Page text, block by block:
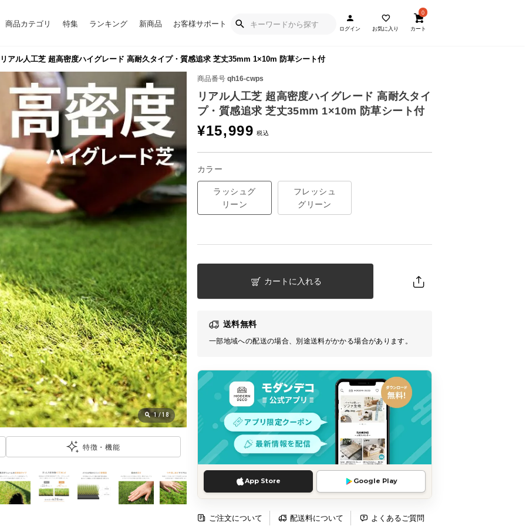
商品カテゴリ 特集 ランキング 新商品 お客様サポート
ログイン お気に入り
0
カート
アル人工芝 超高密度ハイグレード 高耐久タイプ・質感追求 芝丈35mm 1×10m 防草シート付
商品番号 qh16-cwps
リアル人工芝 超高密度ハイグレード 高耐久タイ
プ・質感追求 芝丈35mm 1×10m 防草シート付
¥15,999
カラー
ラッシュグ
リーン
フレッシュ
グリーン
カートに入れる
送料無料
一部地域への配送の場合、別途送料がかかる場合があります。
App Store Google Play
ご注文について 配送料について よくあるご質問
1/18
特徴・機能